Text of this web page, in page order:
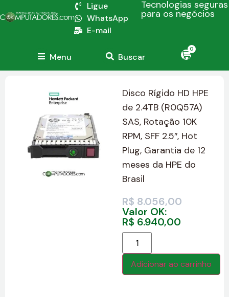
Ligue
WhatsApp
E-mail
Tecnologias seguras
para os negócios
Menu Buscar
0
Disco Rígido HD HPE
de 2.4TB (R0Q57A)
SAS, Rotação 10K
RPM, SFF 2.5″, Hot
Plug, Garantia de 12
meses da HPE do
Brasil
R$ 8.056,00
Valor OK:
R$ 6.940,00
Adicionar ao carrinho